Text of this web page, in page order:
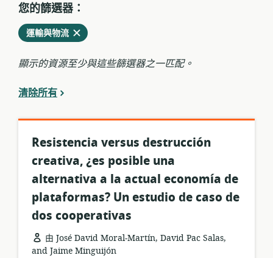
您的篩選器：
從
當
前
濾
器
運輸與物流刪
除
顯示的資源至少與這些篩選器之一匹配。
清除所有
Resistencia versus destrucción
creativa, ¿es posible una
alternativa a la actual economía de
plataformas? Un estudio de caso de
dos cooperativas
由 José David Moral-Martín, David Pac Salas,
and Jaime Minguijón